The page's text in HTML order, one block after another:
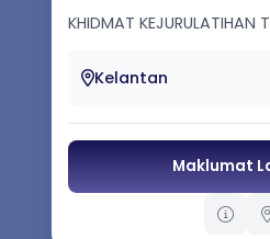
KHIDMAT
Kelas Tarian Pertandingan
Kelantan
Maklumat